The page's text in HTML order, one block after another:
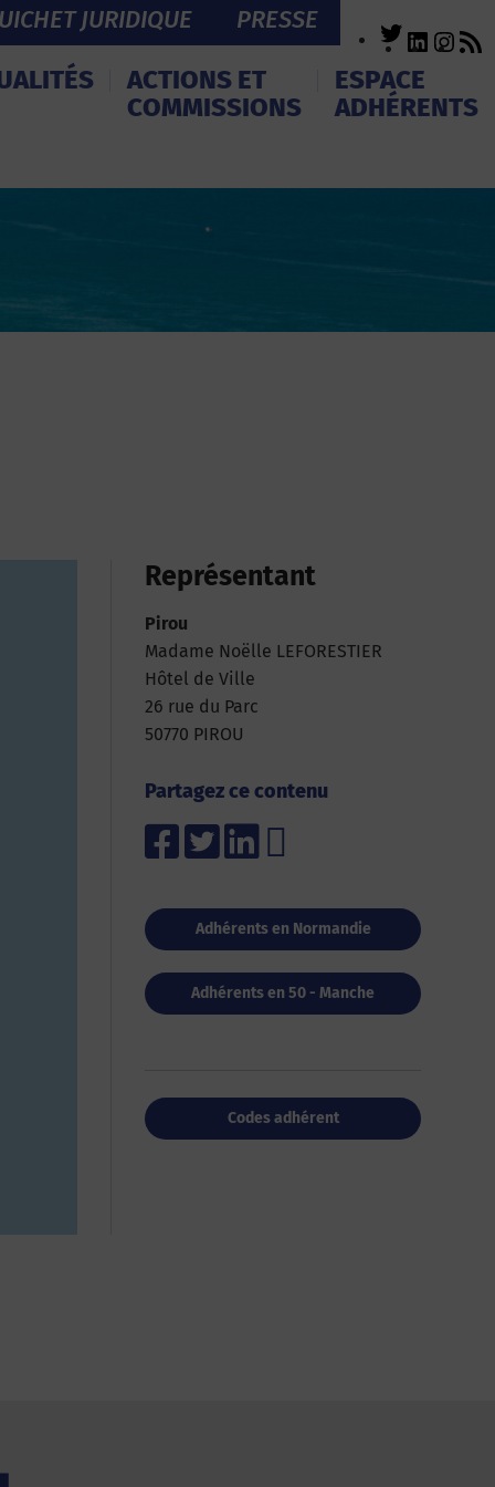
JURIDIQUE PRESSE Twitter
ACTIONS ET
COMMISSIONS
ESPACE
ADHÉRENTS
Représentant
Pirou
Madame Noëlle LEFORESTIER
Hôtel de Ville
26 rue du Parc
50770 PIROU
Partagez ce contenu
Adhérents en Normandie
Adhérents en 50 - Manche
Codes adhérent